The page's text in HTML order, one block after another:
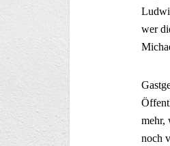
wer
mehr,
noch